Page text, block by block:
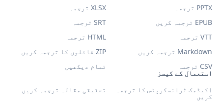
استعمال کے کیسز
اکیڈمک ٹرانسکرپٹس کا ترجمہ
کریں
تحقیقی مقالہ ترجمہ کریں
PPTX ترجمہ
XLSX ترجمہ
EPUB ترجمہ کریں
SRT ترجمہ
VTT ترجمہ
HTML ترجمہ
Markdown ترجمہ کریں
ZIP فائلوں کا ترجمہ کریں
CSV ترجمہ
تمام دیکھیں